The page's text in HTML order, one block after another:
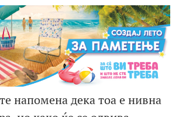
напомена дека тоа е нивна